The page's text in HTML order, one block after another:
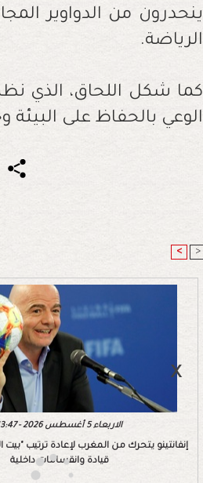
ينحدرون من الدواوير
الرياضة.
كما شكل اللحاق، الذي
الوعي بالحفاظ على
< >
الاربعاء 5 أغسطس 2026 - 13:47
إنفانتينو يتحرك من المغرب لإعادة ترتيب
قيادة وانقسامات داخلية